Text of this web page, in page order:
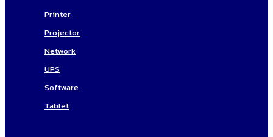
Printer
Projector
Network
UPS
Software
Tablet